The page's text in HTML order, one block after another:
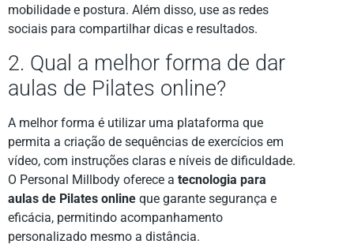
mobilidade e postura. Além disso, use as redes
sociais para compartilhar dicas e resultados.
2. Qual a melhor forma de dar
aulas de Pilates online?
A melhor forma é utilizar uma plataforma que
permita a criação de sequências de exercícios em
vídeo, com instruções claras e níveis de dificuldade.
O Personal Millbody oferece a tecnologia para
aulas de Pilates online que garante segurança e
eficácia, permitindo acompanhamento
personalizado mesmo a distância.